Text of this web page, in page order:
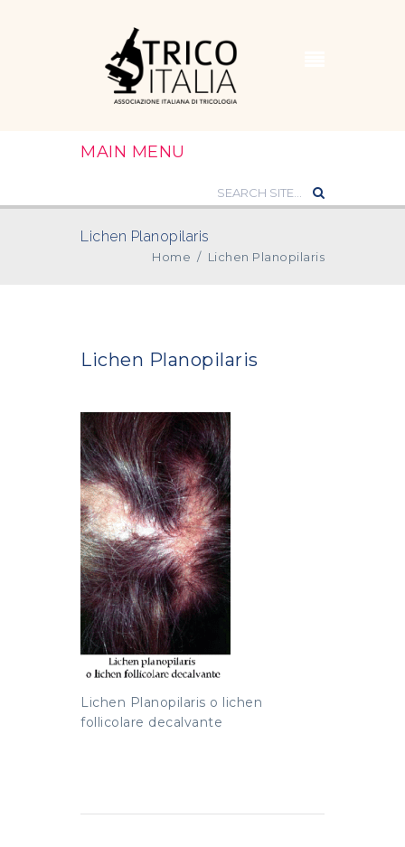
MAIN MENU
Lichen Planopilaris
Home / Lichen Planopilaris
Lichen Planopilaris
Lichen Planopilaris o lichen
follicolare decalvante